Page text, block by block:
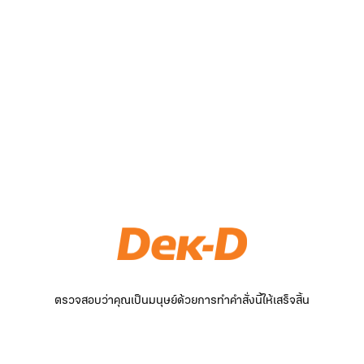
ตรวจสอบว่าคุณเป็นมนุษย์ด้วยการทำคำสั่งนี้ให้เสร็จสิ้น